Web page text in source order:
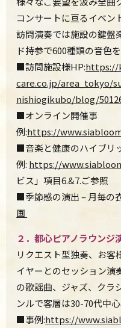
コンサートに亘るイベン
訪問演奏では施設の鍵盤
ド持参で600種類の音色
■訪問施設様HP:https://
care.co.jp/area_tokyo/
nishiogikubo/blog/
■オンライン開催事
例:https://
■音楽と健康のハイブリ
例: https://
ビス」項目6.&7.ご参照
■季節感の演出– 月毎の
画
２．都心ピアノラウンジ
リクエスト型独奏、お客
イヤーとのセッション演
の歌謡曲、ジャズ、クラ
ンルで客層は30-70代中心
■事例:https://